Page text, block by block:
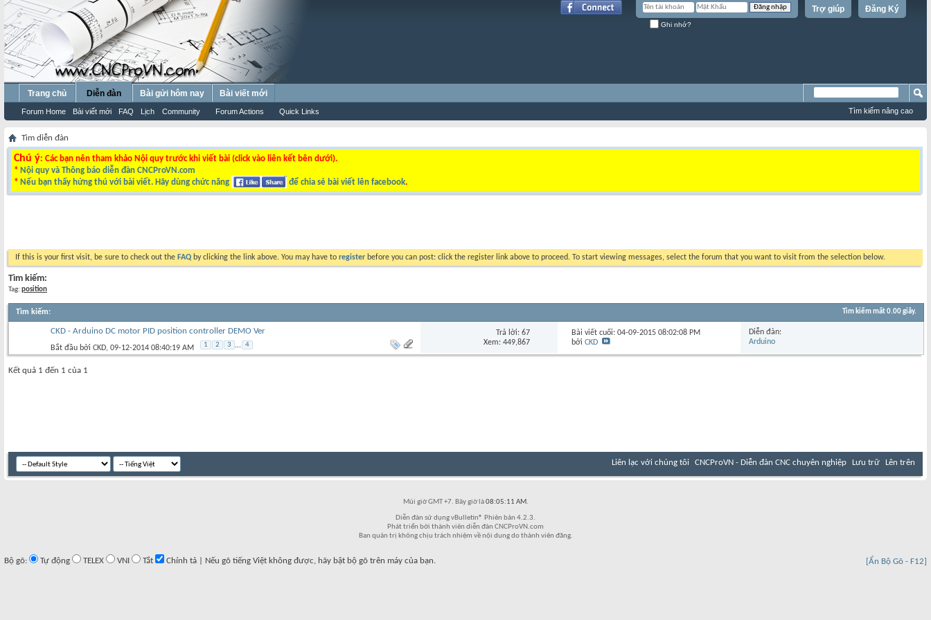
Đăng Ký
Trợ giúp
Ghi nhớ?
Trang chủ Diễn đàn
Forum Home Bài viết mới FAQ Lịch Community Forum Actions Quick Links
Bài gửi hôm nay Bài viết mới
Tìm kiếm nâng cao
Tìm diễn đàn
Chú ý: Các bạn nên tham khảo Nội quy trước khi viết bài (click vào liên kết bên dưới).
* Nội quy và Thông báo diễn đàn CNCProVN.com
* Nếu bạn thấy hứng thú với bài viết. Hãy dùng chức năng để chia sẻ bài viết lên facebook.
If this is your first visit, be sure to check out the FAQ by clicking the link above. You may have to register before you can post: click the register link above to proceed. To start viewing messages, select the forum that you want to visit from the selection below.
Tìm kiếm:
Tag: position
Tìm kiếm: Tìm kiếm mất0.00giây.
CKD - Arduino DC motor PID position controller DEMO Ver
Bắt đầu bởi CKD‎, 09-12-2014 08:40:19 AM 1 2 3 ... 4
Trả lời: 67
Xem: 449,867
Bài viết cuối: 04-09-2015 08:02:08 PM
bởi CKD
Diễn đàn:
Arduino
Kết quả 1 đến 1 của 1
Liên lạc với chúng tôi CNCProVN - Diễn đàn CNC chuyên nghiệp Lưu trữ Lên trên
Múi giờ GMT +7. Bây giờ là08:05:11 AM.
Diễn đàn sử dụng vBulletin® Phiên bản 4.2.3.
Phát triển bởi thành viên diễn đàn CNCProVN.com
Ban quản trị không chịu trách nhiệm về nội dung do thành viên đăng.
Bộ gõ: Tự động TELEX VNI Tắt [Ẩn Bộ Gõ - F12]
Chính tả | Nếu gõ tiếng Việt không được, hãy bật bộ gõ trên máy của bạn.